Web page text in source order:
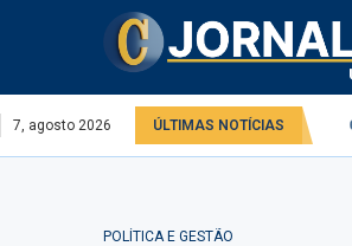
7, agosto 2026 ÚLTIMAS NOTÍCIAS
no serviço público e privado Comissão
POLÍTICA E GESTÃO